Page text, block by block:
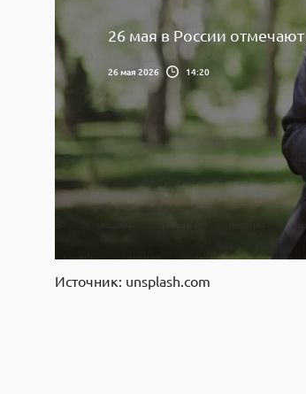
26 мая в России
26 мая 2026 14:20
Источник: unsplash.com